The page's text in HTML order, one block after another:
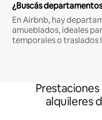
¿Buscás
En Airbnb, hay
amueblados, ideales
temporales o traslados
alquileres